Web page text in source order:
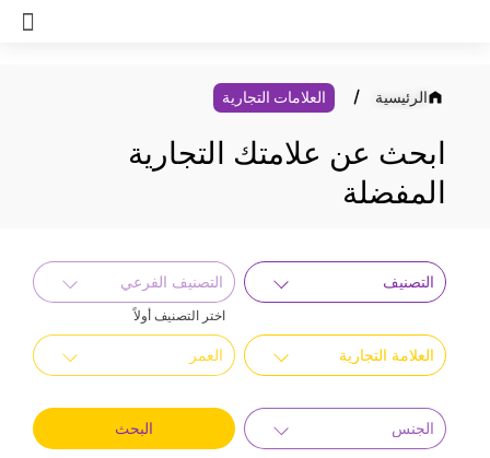
الرئيسية العلامات التجارية
ابحث عن علامتك التجارية
المفضلة
التصنيف التصنيف الفرعي
اختر التصنيف أولاً
العلامة التجارية العمر
الجنس